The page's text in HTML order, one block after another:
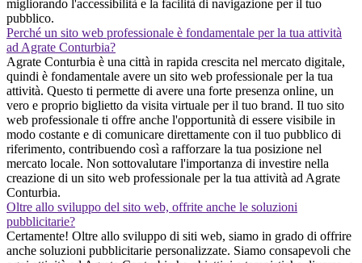
migliorando l'accessibilità e la facilità di navigazione per il tuo
pubblico.
Perché un sito web professionale è fondamentale per la tua attività
ad Agrate Conturbia?
Agrate Conturbia è una città in rapida crescita nel mercato digitale,
quindi è fondamentale avere un sito web professionale per la tua
attività. Questo ti permette di avere una forte presenza online, un
vero e proprio biglietto da visita virtuale per il tuo brand. Il tuo sito
web professionale ti offre anche l'opportunità di essere visibile in
modo costante e di comunicare direttamente con il tuo pubblico di
riferimento, contribuendo così a rafforzare la tua posizione nel
mercato locale. Non sottovalutare l'importanza di investire nella
creazione di un sito web professionale per la tua attività ad Agrate
Conturbia.
Oltre allo sviluppo del sito web, offrite anche le soluzioni
pubblicitarie?
Certamente! Oltre allo sviluppo di siti web, siamo in grado di offrire
anche soluzioni pubblicitarie personalizzate. Siamo consapevoli che